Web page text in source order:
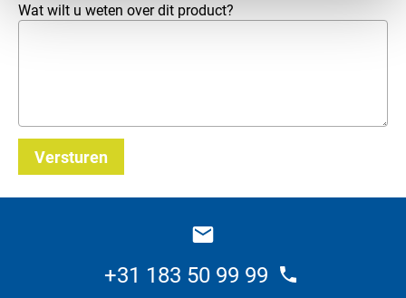
Wat wilt u weten over dit product?
Versturen
+31 183 50 99 99